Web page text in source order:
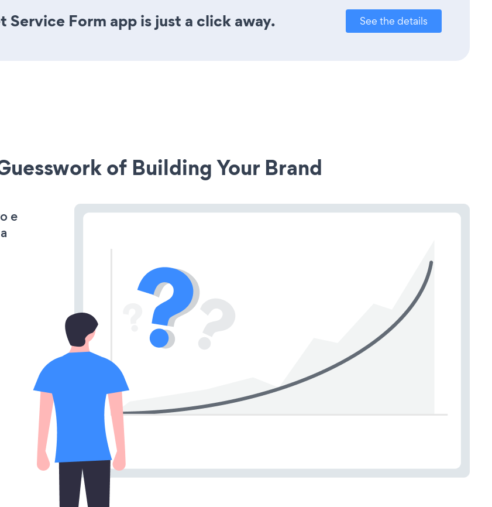
Form app is just a click away. See the details
of Building Your Brand
e